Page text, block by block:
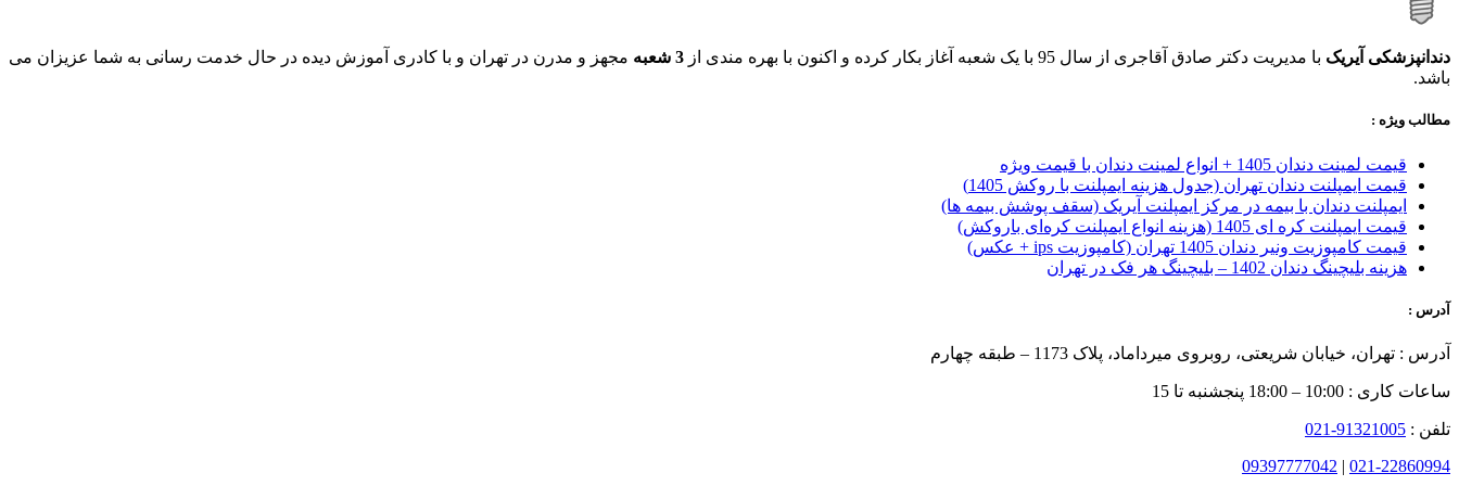
دندانپزشکی آیریک با مدیریت دکتر صادق آقاجری از سال 95 با یک شعبه آغاز بکار کرده و اکنون با بهره مندی از 3 شعبه
مجهز و مدرن در تهران و با کادری آموزش دیده در حال خدمت رسانی به شما عزیزان می
باشد.
مطالب ویژه :
قیمت لمینت دندان 1405 + انواع لمینت دندان با قیمت ویژه
قیمت ایمپلنت دندان تهران (جدول هزینه ایمپلنت با روکش 1405)
ایمپلنت دندان با بیمه در مرکز ایمپلنت آیریک (سقف پوشش بیمه ها)
قیمت ایمپلنت کره ای‌ 1405 (هزینه انواع ایمپلنت کره‌ای با‌روکش)
قیمت کامپوزیت ونیر دندان 1405 تهران (کامپوزیت ips + عکس)
هزینه بلیچینگ دندان 1402 – بلیچینگ هر فک در تهران
آدرس :
آدرس : تهران، خیابان شریعتی، روبروی میرداماد، پلاک 1173 – طبقه چهارم
ساعات کاری : 10:00 – 18:00 پنجشنبه تا 15
تلفن : 91321005-021
021-22860994
|
09397777042